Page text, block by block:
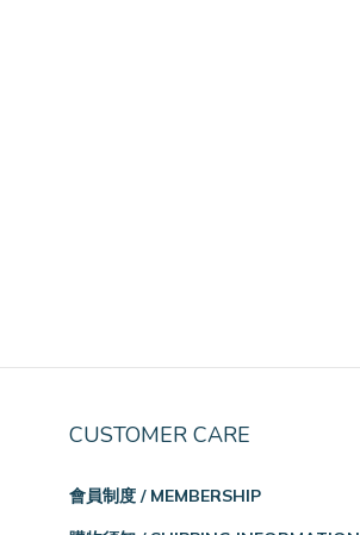
CUSTOMER CARE
會員制度 / MEMBERSHIP